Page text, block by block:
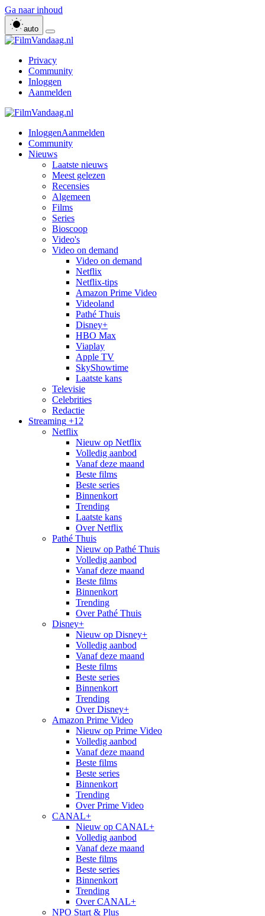
Ga naar inhoud
auto
Privacy
Community
Inloggen
Aanmelden
InloggenAanmelden
Community
Nieuws
Laatste nieuws
Meest gelezen
Recensies
Algemeen
Films
Series
Bioscoop
Video's
Video on demand
Video on demand
Netflix
Netflix-tips
Amazon Prime Video
Videoland
Pathé Thuis
Disney+
HBO Max
Viaplay
Apple TV
SkyShowtime
Laatste kans
Televisie
Celebrities
Redactie
Streaming +12
Netflix
Nieuw op Netflix
Volledig aanbod
Vanaf deze maand
Beste films
Beste series
Binnenkort
Trending
Laatste kans
Over Netflix
Pathé Thuis
Nieuw op Pathé Thuis
Volledig aanbod
Vanaf deze maand
Beste films
Binnenkort
Trending
Over Pathé Thuis
Disney+
Nieuw op Disney+
Volledig aanbod
Vanaf deze maand
Beste films
Beste series
Binnenkort
Trending
Over Disney+
Amazon Prime Video
Nieuw op Prime Video
Volledig aanbod
Vanaf deze maand
Beste films
Beste series
Binnenkort
Trending
Over Prime Video
CANAL+
Nieuw op CANAL+
Volledig aanbod
Vanaf deze maand
Beste films
Beste series
Binnenkort
Trending
Over CANAL+
NPO Start & Plus